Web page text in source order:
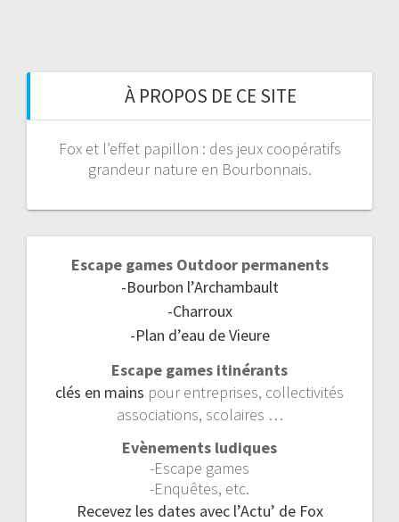
À PROPOS DE CE SITE
Fox et l’effet papillon : des jeux coopératifs
grandeur nature en Bourbonnais.
Escape games Outdoor permanents
-Bourbon l’Archambault
-Charroux
-Plan d’eau de Vieure
Escape games itinérants
clés en mains pour entreprises, collectivités
associations, scolaires …
Evènements ludiques
-Escape games
-Enquêtes, etc.
Recevez les dates avec l’Actu’ de Fox